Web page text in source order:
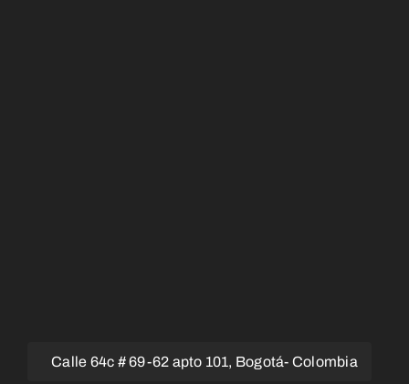
Calle 64c # 69-62 apto 101, Bogotá- Colombia